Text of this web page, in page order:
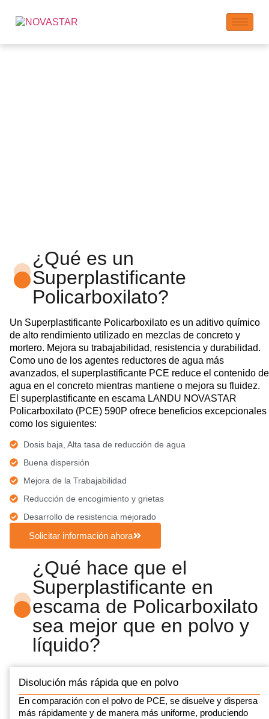
¿Qué es un
Superplastificante
Policarboxilato?
Un Superplastificante Policarboxilato es un aditivo químico
de alto rendimiento utilizado en mezclas de concreto y
mortero. Mejora su trabajabilidad, resistencia y durabilidad.
Como uno de los agentes reductores de agua más
avanzados, el superplastificante PCE reduce el contenido de
agua en el concreto mientras mantiene o mejora su fluidez.
El superplastificante en escama LANDU NOVASTAR
Policarboxilato (PCE) 590P ofrece beneficios excepcionales
como los siguientes:
Dosis baja, Alta tasa de reducción de agua
Buena dispersión
Mejora de la Trabajabilidad
Reducción de encogimiento y grietas
Desarrollo de resistencia mejorado
Solicitar información ahora
¿Qué hace que el
Superplastificante en
escama de Policarboxilato
sea mejor que en polvo y
líquido?
Disolución más rápida que en polvo
En comparación con el polvo de PCE, se disuelve y dispersa
más rápidamente y de manera más uniforme, produciendo